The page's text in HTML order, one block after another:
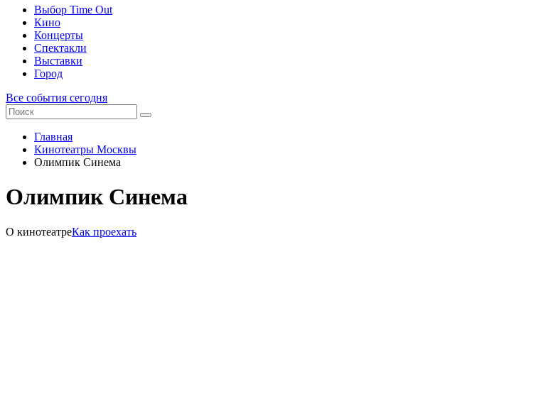
Выбор Time Out
Кино
Концерты
Спектакли
Выставки
Город
Все события сегодня
Главная
Кинотеатры Москвы
Олимпик Синема
Олимпик Синема
О кинотеатреКак проехать